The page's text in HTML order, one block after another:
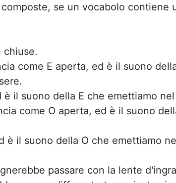
se un vocabolo contiene
chiuse.
come E aperta, ed è il suono
il suono della E che emettiamo
come O aperta, ed è il suono
è il suono della O che emettiamo
passare con la lente